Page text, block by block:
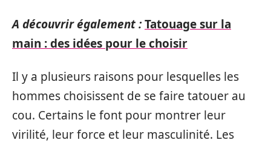
A découvrir également :Tatouage sur la
main : des idées pour le choisir
Il y a plusieurs raisons pour lesquelles les
hommes choisissent de se faire tatouer au
cou. Certains le font pour montrer leur
virilité, leur force et leur masculinité. Les